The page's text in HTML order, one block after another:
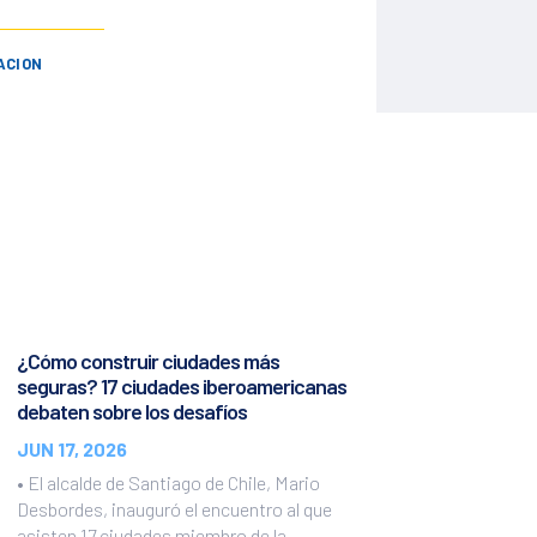
¿Cómo construir ciudades más
seguras? 17 ciudades iberoamericanas
debaten sobre los desafíos
JUN 17, 2026
• El alcalde de Santiago de Chile, Mario
Desbordes, inauguró el encuentro al que